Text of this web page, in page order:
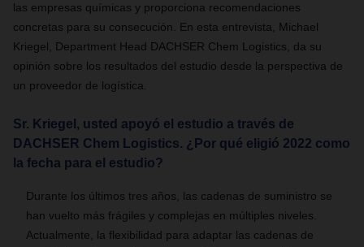
las empresas químicas y proporciona recomendaciones
concretas para su consecución. En esta entrevista, Michael
Kriegel, Department Head DACHSER Chem Logistics, da su
opinión sobre los resultados del estudio desde la perspectiva de
un proveedor de logística.
Sr. Kriegel, usted apoyó el estudio a través de
DACHSER Chem Logistics. ¿Por qué eligió 2022 como
la fecha para el estudio?
Durante los últimos tres años, las cadenas de suministro se
han vuelto más frágiles y complejas en múltiples niveles.
Actualmente, la flexibilidad para adaptar las cadenas de